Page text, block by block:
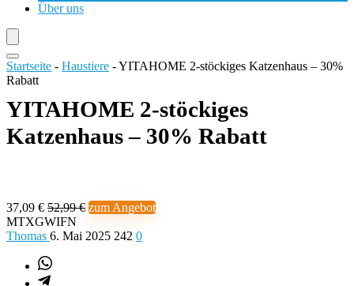
Über uns
Startseite - Haustiere -YITAHOME 2-stöckiges Katzenhaus – 30%
Rabatt
YITAHOME 2-stöckiges
Katzenhaus – 30% Rabatt
37,09 € 52,99 € zum Angebot
MTXGWIFN
Thomas 6. Mai 2025 242 0